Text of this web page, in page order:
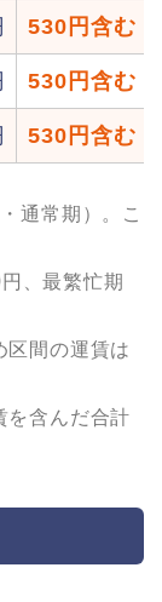
530円含む
530円含む
530円含む
通常期）。こ
、最繁忙期
間の運賃は
を含んだ合計